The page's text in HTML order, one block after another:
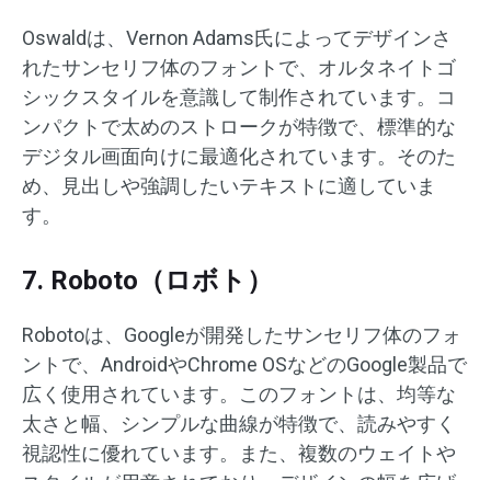
Oswaldは、Vernon Adams氏によってデザインさ
れたサンセリフ体のフォントで、オルタネイトゴ
シックスタイルを意識して制作されています。​コ
ンパクトで太めのストロークが特徴で、標準的な
デジタル画面向けに最適化されています。​そのた
め、見出しや強調したいテキストに適していま
す。​
7. Roboto（ロボト）
Robotoは、Googleが開発したサンセリフ体のフォ
ントで、AndroidやChrome OSなどのGoogle製品で
広く使用されています。​このフォントは、均等な
太さと幅、シンプルな曲線が特徴で、読みやすく
視認性に優れています。​また、複数のウェイトや